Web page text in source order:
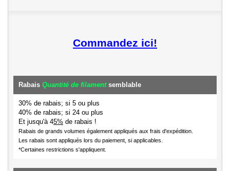
Commandez ici!
Rabais Quantité de filamentsemblable
30% de rabais; si 5 ou plus
40% de rabais; si 24 ou plus
Et jusqu'à 45% de rabais !
Rabais de grands volumes également appliqués aux frais d'expédition.
Les rabais sont appliqués lors du paiement, si applicables.
*Certaines restrictions s'appliquent.